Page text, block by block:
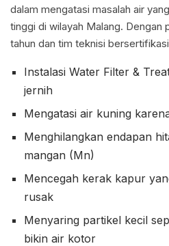
dalam mengatasi masalah air
tinggi di wilayah Malang. Dengan
tahun dan tim teknisi
Instalasi Water Filter &
jernih
Mengatasi air kuning
Menghilangkan endapan
mangan (Mn)
Mencegah kerak kapur
rusak
Menyaring partikel kecil
bikin air kotor